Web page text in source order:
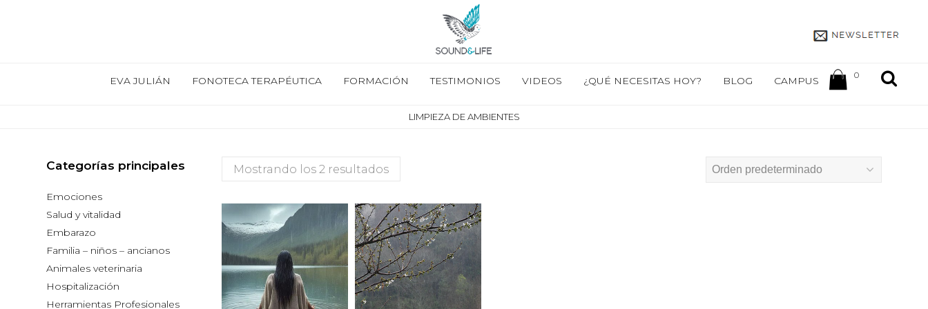
EVA JULIÁN FONOTECA TERAPÉUTICA FORMACIÓN TESTIMONIOS VIDEOS ¿QUÉ NECESITAS HOY? BLOG CAMPUS
LIMPIEZA DE AMBIENTES
Mostrando los 2 resultados
Categorías principales
Emociones
Salud y vitalidad
Embarazo
Familia – niños – ancianos
Animales veterinaria
Hospitalización
Herramientas Profesionales
0